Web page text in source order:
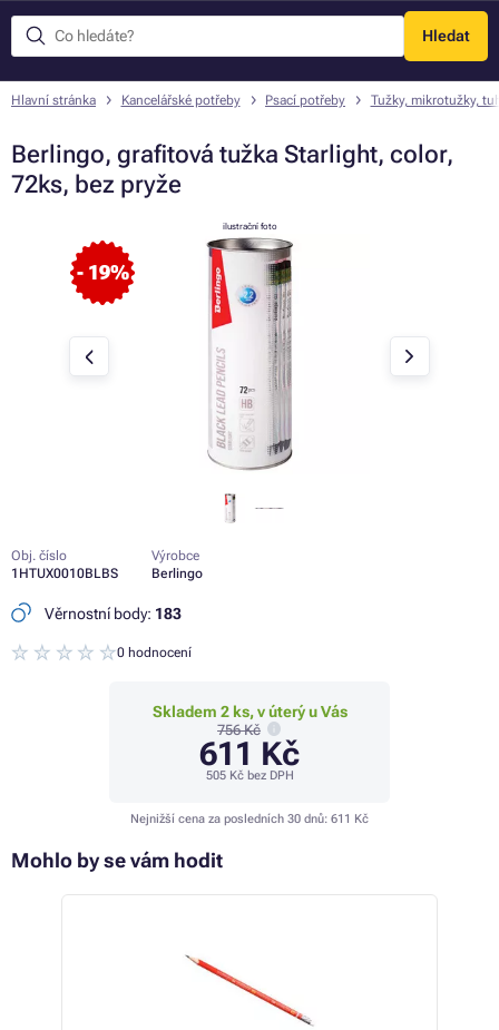
Hledat
Menu
Hlavní stránka Kancelářské potřeby Psací potřeby Tužky, mikrotužky,
Berlingo, grafitová tužka Starlight, color,
72ks, bez pryže
- 19%
ilustrační foto
Obj. číslo
1HTUX0010BLBS
Výrobce
Berlingo
Věrnostní body: 183
0 hodnocení
Skladem 2 ks, v úterý u Vás
756 Kč
611 Kč
505 Kčbez DPH
Nejnižší cena za posledních 30 dnů: 611 Kč
Mohlo by se vám hodit